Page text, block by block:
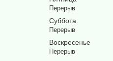
Суббота
Воскресенье